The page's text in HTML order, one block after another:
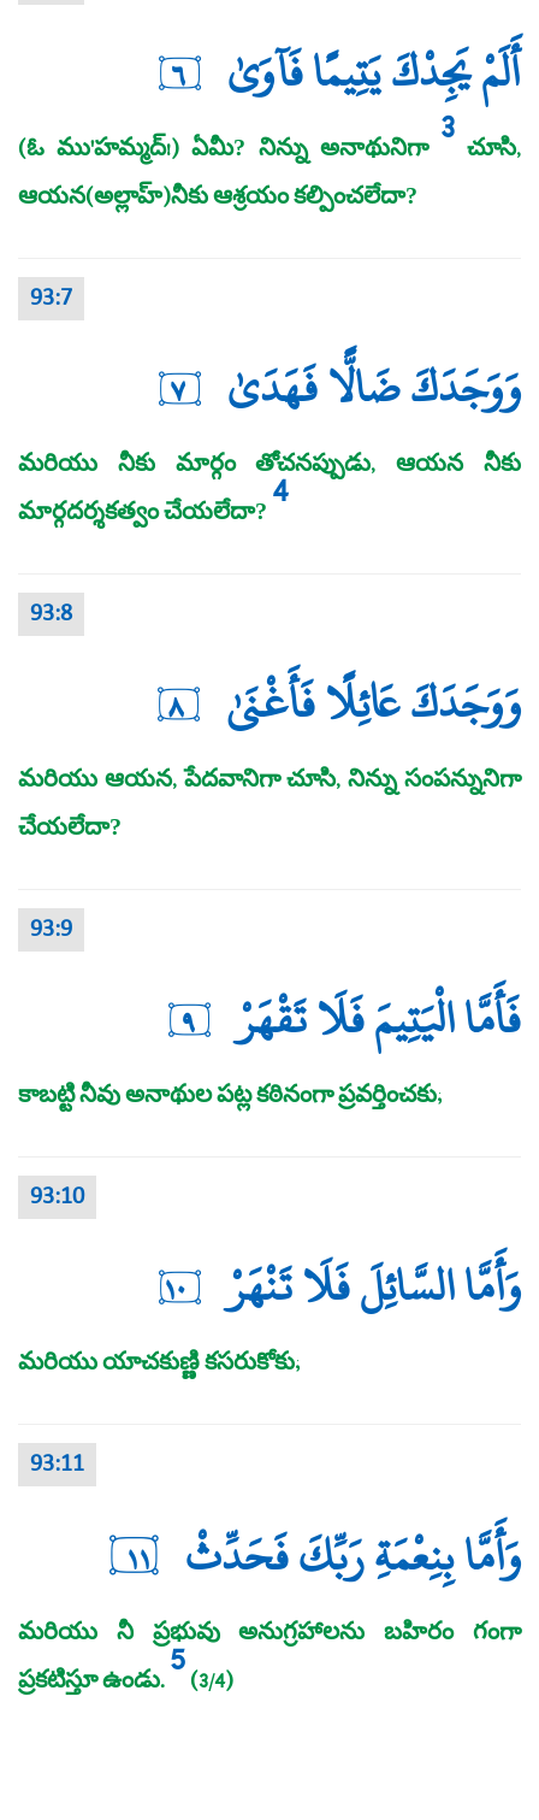
أَلَمْ يَجِدْكَ يَتِيمًا فَآوَىٰ ٦
(ఓ ము'హమ్మద్‌!) ఏమీ? నిన్ను అనాథునిగా 3చూసి,
ఆయన(అల్లాహ్‌)నీకు ఆశ్రయం కల్పించలేదా?
93:7
وَوَجَدَكَ ضَالًّا فَهَدَىٰ ٧
మరియు నీకు మార్గం తోచనప్పుడు, ఆయన నీకు
మార్గదర్శకత్వం చేయలేదా?4
93:8
وَوَجَدَكَ عَائِلًا فَأَغْنَىٰ ٨
మరియు ఆయన, పేదవానిగా చూసి, నిన్ను సంపన్నునిగా
చేయలేదా?
93:9
فَأَمَّا الْيَتِيمَ فَلَا تَقْهَرْ ٩
కాబట్టి నీవు అనాథుల పట్ల కఠినంగా ప్రవర్తించకు;
93:10
وَأَمَّا السَّائِلَ فَلَا تَنْهَرْ ١٠
మరియు యాచకుణ్ణి కసరుకోకు;
93:11
وَأَمَّا بِنِعْمَةِ رَبِّكَ فَحَدِّثْ ١١
మరియు నీ ప్రభువు అనుగ్రహాలను బహిరం గంగా
ప్రకటిస్తూ ఉండు.5(3/4)